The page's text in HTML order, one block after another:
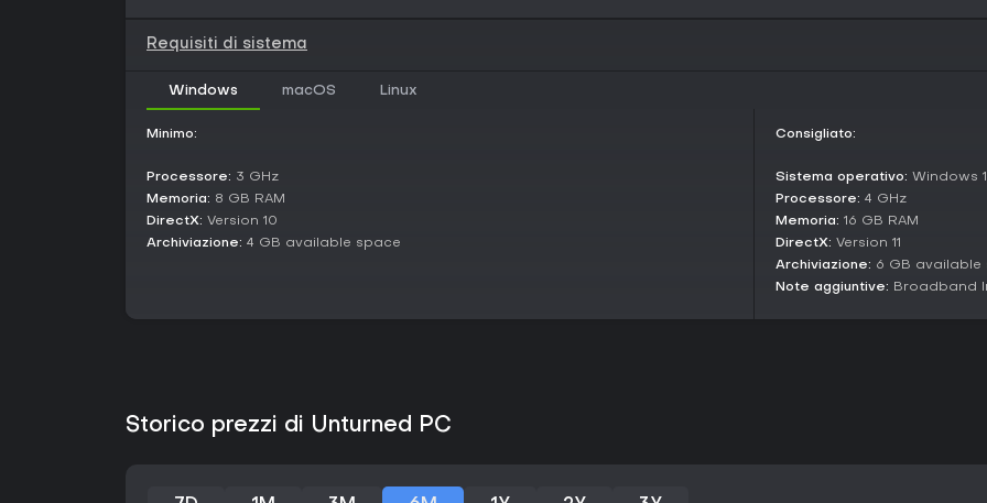
Uno dei punti di forza di
contenuti dal workshop come
mantenendo il gioco sempre
Vale la pena giocarci?
AI raffinata o contenuti single-
Requisiti di sistema
Windows macOS Linux
Minimo:
Processore: 3 GHz
Memoria: 8 GB RAM
DirectX: Version 10
Archiviazione: 4 GB available space
Consigliato:
Sistema operativo: Windows
Processore: 4 GHz
Memoria: 16 GB RAM
DirectX: Version 11
Archiviazione: 6 GB available
Note aggiuntive: Broadband
Storico prezzi di Unturned PC